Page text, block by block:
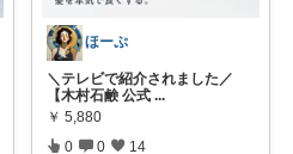
ほーぷ
＼テレビで紹介されました／
【木村石鹸 公式 ...
￥ 5,880
0 0 14